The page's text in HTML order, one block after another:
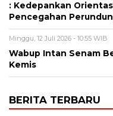
: Kedepankan
Pencegahan
Minggu, 12 Juli 2026 - 10:55 WIB
Wabup Intan Senam
Kemis
BERITA TERBARU